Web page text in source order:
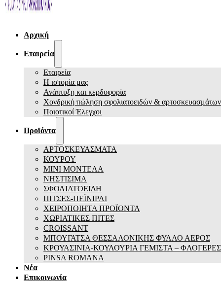
Αρχική
Εταιρεία
Εταιρεία
Η ιστορία μας
Ανάπτυξη και κερδοφορία
Χονδρική πώληση σφολιατοειδών & αρτοσκευασμάτων
Ποιοτικοί Έλεγχοι
Προϊόντα
ΑΡΤΟΣΚΕΥΑΣΜΑΤΑ
ΚΟΥΡΟΥ
ΜΙΝΙ ΜΟΝΤΕΛΑ
ΝΗΣΤΙΣΙΜΑ
ΣΦΟΛΙΑΤΟΕΙΔΗ
ΠΙΤΣΕΣ-ΠΕΪΝΙΡΛΙ
ΧΕΙΡΟΠΟΙΗΤΑ ΠΡΟΪΟΝΤΑ
ΧΩΡΙΑΤΙΚΕΣ ΠΙΤΕΣ
CROISSANT
ΜΠΟΥΓΑΤΣΑ ΘΕΣΣΑΛΟΝΙΚΗΣ ΦΥΛΛΟ ΑΕΡΟΣ
ΚΡΟΥΑΣΙΝΙΑ-ΚΟΥΛΟΥΡΙΑ ΓΕΜΙΣΤΑ – ΦΛΟΓΕΡΕΣ
PINSA ROMANA
Νέα
Επικοινωνία